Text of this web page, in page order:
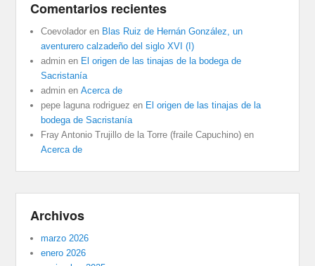
Comentarios recientes
Coevolador en Blas Ruiz de Hernán González, un
aventurero calzadeño del siglo XVI (I)
admin en El origen de las tinajas de la bodega de
Sacristanía
admin enAcerca de
pepe laguna rodriguez en El origen de las tinajas de la
bodega de Sacristanía
Fray Antonio Trujillo de la Torre (fraile Capuchino) en
Acerca de
Archivos
marzo 2026
enero 2026